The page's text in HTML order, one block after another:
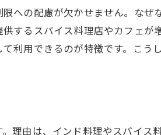
り呑み女子に人気のカフェバー
志向のカフェメニューとひとり
ックスできるカフェでスパイス
への配慮が欠かせません。なぜ
するスパイス料理店やカフェ
利用できるのが特徴です。こ